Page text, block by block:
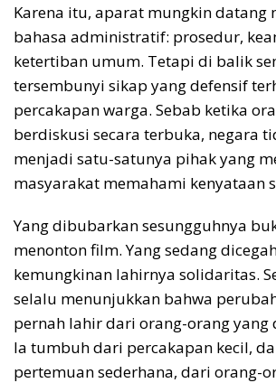
Karena itu, aparat mungkin datang
bahasa administratif: prosedur,
ketertiban umum. Tetapi di balik
tersembunyi sikap yang defensif
percakapan warga. Sebab ketika
berdiskusi secara terbuka, negara
menjadi satu-satunya pihak yang
masyarakat memahami kenyataan
Yang dibubarkan sesungguhnya
menonton film. Yang sedang
kemungkinan lahirnya solidaritas.
selalu menunjukkan bahwa
pernah lahir dari orang-orang yang
Ia tumbuh dari percakapan kecil,
pertemuan sederhana, dari orang-